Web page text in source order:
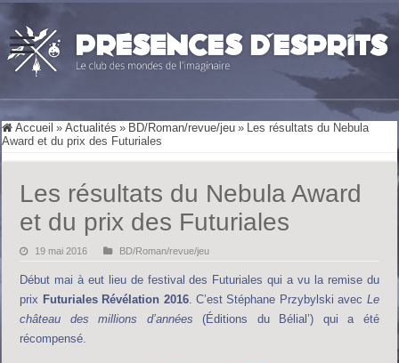
Accueil » Actualités » BD/Roman/revue/jeu » Les résultats du Nebula
Award et du prix des Futuriales
Les résultats du Nebula Award
et du prix des Futuriales
19 mai 2016 BD/Roman/revue/jeu
Début mai à eut lieu de festival des Futuriales qui a vu la remise du
prix Futuriales Révélation 2016. C’est Stéphane Przybylski avec Le
château des millions d’années (Éditions du Bélial’) qui a été
récompensé.